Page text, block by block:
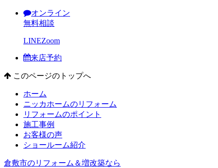
オンライン
無料相談
LINEZoom
来店予約
このページのトップへ
ホーム
ニッカホームのリフォーム
リフォームのポイント
施工事例
お客様の声
ショールーム紹介
倉敷市のリフォーム＆増改築なら